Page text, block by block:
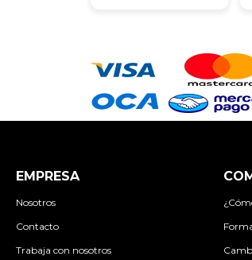
EMPRESA
Nosotros
Contacto
Trabaja con nosotros